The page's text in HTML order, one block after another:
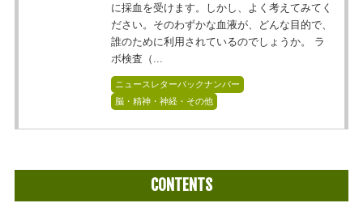
に採血を受けます。しかし、よく考えてみてく
ださい。そのわずかな血液が、どんな目的で、
誰のために利用されているのでしょうか。 ラ
ボ検査（...
ニュースレターバックナンバー
脳・精神・神経・その他
CONTENTS